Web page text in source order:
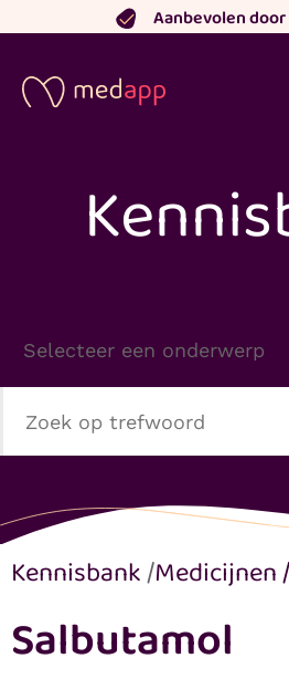
naar
inhoud
Aanbevolen door
Kennisbank/Medicijnen/
Salbutamol